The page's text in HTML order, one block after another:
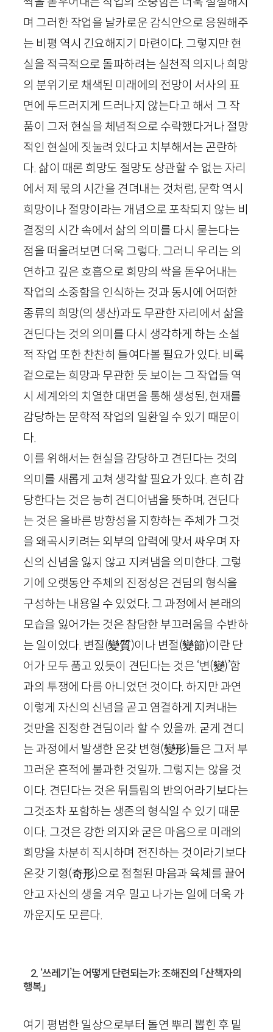
며 그러한 작업을 날카로운 감식안으로 응원해주
는 비평 역시 긴요해지기 마련이다. 그렇지만 현
실을 적극적으로 돌파하려는 실천적 의지나 희망
의 분위기로 채색된 미래에의 전망이 서사의 표
면에 두드러지게 드러나지 않는다고 해서 그 작
품이 그저 현실을 체념적으로 수락했다거나 절망
적인 현실에 짓눌려 있다고 치부해서는 곤란하
다. 삶이 때론 희망도 절망도 상관할 수 없는 자리
에서 제 몫의 시간을 견뎌내는 것처럼, 문학 역시
희망이나 절망이라는 개념으로 포착되지 않는 비
결정의 시간 속에서 삶의 의미를 다시 묻는다는
점을 떠올려보면 더욱 그렇다. 그러니 우리는 의
연하고 깊은 호흡으로 희망의 싹을 돋우어내는
작업의 소중함을 인식하는 것과 동시에 어떠한
종류의 희망(의 생산)과도 무관한 자리에서 삶을
견딘다는 것의 의미를 다시 생각하게 하는 소설
적 작업 또한 찬찬히 들여다볼 필요가 있다. 비록
겉으로는 희망과 무관한 듯 보이는 그 작업들 역
시 세계와의 치열한 대면을 통해 생성된, 현재를
감당하는 문학적 작업의 일환일 수 있기 때문이
다.
이를 위해서는 현실을 감당하고 견딘다는 것의
의미를 새롭게 고쳐 생각할 필요가 있다. 흔히 감
당한다는 것은 능히 견디어냄을 뜻하며, 견딘다
는 것은 올바른 방향성을 지향하는 주체가 그것
을 왜곡시키려는 외부의 압력에 맞서 싸우며 자
신의 신념을 잃지 않고 지켜냄을 의미한다. 그렇
기에 오랫동안 주체의 진정성은 견딤의 형식을
구성하는 내용일 수 있었다. 그 과정에서 본래의
모습을 잃어가는 것은 참담한 부끄러움을 수반하
는 일이었다. 변질(變質)이나 변절(變節)이란 단
어가 모두 품고 있듯이 견딘다는 것은 ‘변(變)’함
과의 투쟁에 다름 아니었던 것이다. 하지만 과연
이렇게 자신의 신념을 곧고 염결하게 지켜내는
것만을 진정한 견딤이라 할 수 있을까. 굳게 견디
는 과정에서 발생한 온갖 변형(變形)들은 그저 부
끄러운 흔적에 불과한 것일까. 그렇지는 않을 것
이다. 견딘다는 것은 뒤틀림의 반의어라기보다는
그것조차 포함하는 생존의 형식일 수 있기 때문
이다. 그것은 강한 의지와 굳은 마음으로 미래의
희망을 차분히 직시하며 전진하는 것이라기보다
온갖 기형(奇形)으로 점철된 마음과 육체를 끌어
안고 자신의 생을 겨우 밀고 나가는 일에 더욱 가
까운지도 모른다.
2. ‘쓰레기’는 어떻게 단련되는가: 조해진의 「산책자의
행복」
여기 평범한 일상으로부터 돌연 뿌리 뽑힌 후 밑